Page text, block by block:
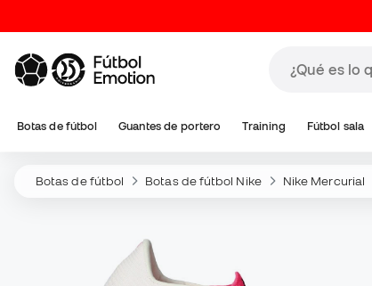
Botas de fútbol Guantes de portero Training Fútbol sala
Botas de fútbol Botas de fútbol Nike Nike Mercurial